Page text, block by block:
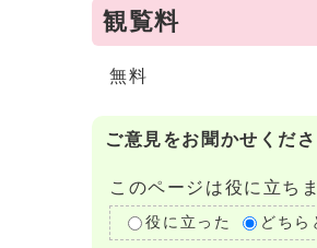
観覧料
無料
ご意見をお聞かせくだ
このページは役に立ち
役に立った どちら